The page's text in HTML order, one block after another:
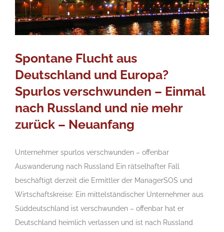
Spontane Flucht aus
Deutschland und Europa?
Spurlos verschwunden – Einmal
nach Russland und nie mehr
zurück – Neuanfang
Unternehmer spurlos verschwunden – offenbar
Auswanderung nach Russland Ein rätselhafter Fall
beschäftigt derzeit die Ermittler der ManagerSOS und
Wirtschaftskreise: Ein mittelständischer Unternehmer aus
Süddeutschland ist verschwunden – offenbar hat er
Deutschland heimlich verlassen und ist nach Russland